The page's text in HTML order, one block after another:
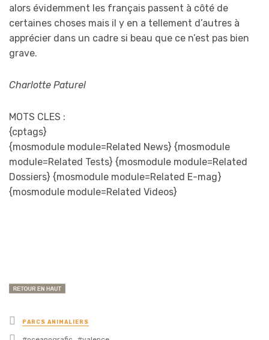
alors évidemment les français passent à côté de
certaines choses mais il y en a tellement d’autres à
apprécier dans un cadre si beau que ce n’est pas bien
grave.
Charlotte Paturel
MOTS CLES :
{cptags}
{mosmodule module=Related News} {mosmodule
module=Related Tests} {mosmodule module=Related
Dossiers} {mosmodule module=Related E-mag}
{mosmodule module=Related Videos}
Posted
in
PARCS ANIMALIERS